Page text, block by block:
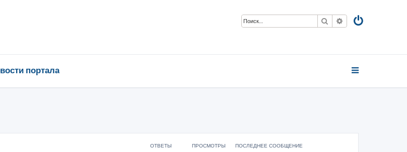
Поиск Расширенный
портала
ОТВЕТЫ ПРОСМОТРЫ ПОСЛЕДНЕЕ СООБЩЕНИЕ